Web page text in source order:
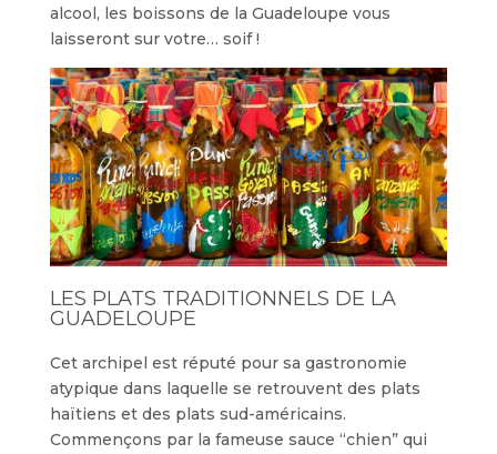
alcool, les boissons de la Guadeloupe vous
laisseront sur votre… soif !
LES PLATS TRADITIONNELS DE LA
GUADELOUPE
Cet archipel est réputé pour sa gastronomie
atypique dans laquelle se retrouvent des plats
haïtiens et des plats sud-américains.
Commençons par la fameuse sauce “chien” qui